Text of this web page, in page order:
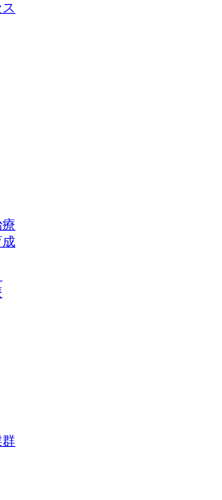
成
群